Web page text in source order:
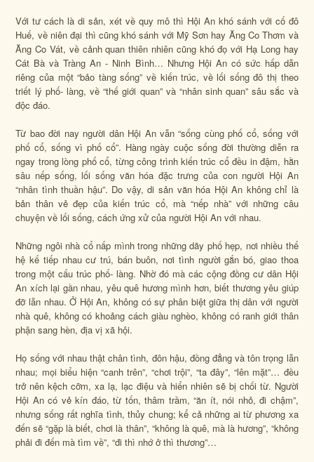
Với tư cách là di sản, xét về quy mô thì Hội An khó sánh với cố đô
Huế, về niên đại thì cũng khó sánh với Mỹ Sơn hay Ăng Co Thơm và
Ăng Co Vát, về cảnh quan thiên nhiên cũng khó đọ với Hạ Long hay
Cát Bà và Tràng An - Ninh Bình… Nhưng Hội An có sức hấp dẫn
riêng của một “bảo tàng sống” về kiến trúc, về lối sống đô thị theo
triết lý phố- làng, về “thế giới quan” và “nhân sinh quan” sâu sắc và
độc đáo.
Từ bao đời nay người dân Hội An vẫn “sống cùng phố cổ, sống với
phố cổ, sống vì phố cổ”. Hàng ngày cuộc sống đời thường diễn ra
ngay trong lòng phố cổ, từng công trình kiến trúc cổ đều in đậm, hằn
sâu nếp sống, lối sống văn hóa đặc trưng của con người Hội An
“nhân tình thuần hậu”. Do vậy, di sản văn hóa Hội An không chỉ là
bản thân vẻ đẹp của kiến trúc cổ, mà “nếp nhà” với những câu
chuyện về lối sống, cách ứng xử của người Hội An với nhau.
Những ngôi nhà cổ nấp mình trong những dãy phố hẹp, nơi nhiều thế
hệ kế tiếp nhau cư trú, bán buôn, nơi tình người gắn bó, giao thoa
trong một cấu trúc phố- làng. Nhờ đó mà các cộng đồng cư dân Hội
An xích lại gần nhau, yêu quê hương mình hơn, biết thương yêu giúp
đỡ lẫn nhau. Ở Hội An, không có sự phân biệt giữa thị dân với người
nhà quê, không có khoảng cách giàu nghèo, không có ranh giới thân
phận sang hèn, địa vị xã hội.
Họ sống với nhau thật chân tình, đôn hậu, đồng đẳng và tôn trọng lẫn
nhau; mọi biểu hiện “canh trên”, “chơi trội”, “ta đây”, “lên mặt”… đều
trở nên kệch cỡm, xa lạ, lạc điệu và hiển nhiên sẽ bị chối từ. Người
Hội An có vẻ kín đáo, từ tốn, thâm trầm, “ăn ít, nói nhỏ, đi chậm”,
nhưng sống rất nghĩa tình, thủy chung; kể cả những ai từ phương xa
đến sẽ “gặp là biết, chơi là thân”, “không là quê, mà là hương”, “không
phải đi đến mà tìm về”, “đi thì nhớ ở thì thương”…